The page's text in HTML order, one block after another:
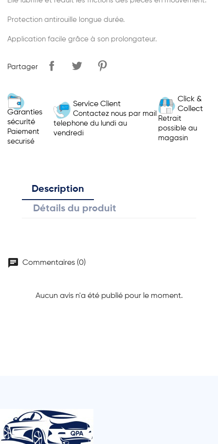
Protection antirouille longue durée.
Application facile grâce à son prolongateur.
Partager
Garanties
sécurité
Paiement
securisé
Service Client
Contactez nous par mail
telephone du lundi au
vendredi
Click &
Collect
Retrait
possible au
magasin
Description
Détails du produit
chat Commentaires (0)
Aucun avis n'a été publié pour le moment.